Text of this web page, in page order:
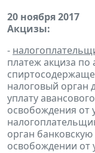
20 ноября 2017
Акцизы:
-
платеж акциза по
налоговый орган
уплату
освобождения от
орган
освобождении от